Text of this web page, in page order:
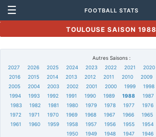
☰ FOOTBALL STATS
TOULOUSE SAISON 1988
Autres Saisons :
2027
2026 2025 2024 2023 2022 2021 2020
2016
2015 2014 2013 2012 2011 2010 2009
2005
2004 2003 2002 2001 2000 1999 1998
1994
1993 1992 1991 1990 1989 1988 1987
1983
1982 1981 1980 1979 1978 1977 1976
1972
1971 1970 1969 1968 1967 1966 1965
1961
1960 1959 1958 1957 1956 1955 1954
1950
1949 1948 1947 1946